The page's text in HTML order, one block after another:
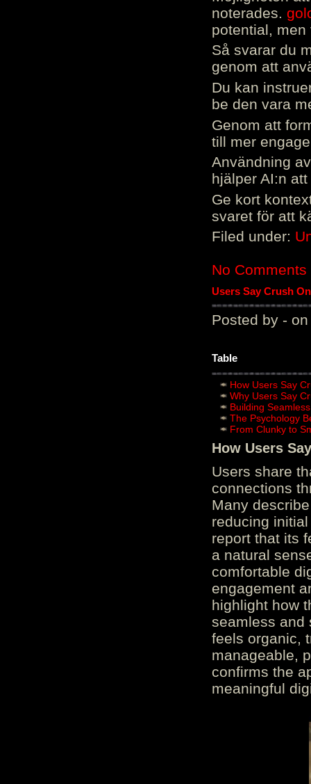
noterades.
potential, men
Så svarar du
genom att
Du kan
be den vara
Genom att
till mer
Användning
hjälper AI:n
Ge kort
svaret för att
Filed under:
No Comments
Users Say Crush
Posted by - on
Table
How Users Say
Why Users Say
Building
The Psychology
From Clunky to
How Users
Users share
connections
Many
reducing
report that its
a natural
comfortable
engagement
highlight how
seamless and
feels organic,
manageable,
confirms the
meaningful